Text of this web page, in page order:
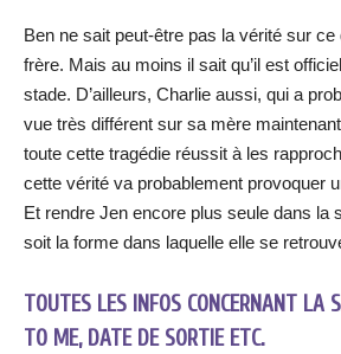
Ben ne sait peut-être pas la vérité sur
frère. Mais au moins il sait qu’il est
stade. D’ailleurs, Charlie aussi, qui a
vue très différent sur sa mère
toute cette tragédie réussit à les
cette vérité va probablement provoquer
Et rendre Jen encore plus seule dans la
soit la forme dans laquelle elle se
TOUTES LES INFOS CONCERNANT LA
TO ME, DATE DE SORTIE ETC.